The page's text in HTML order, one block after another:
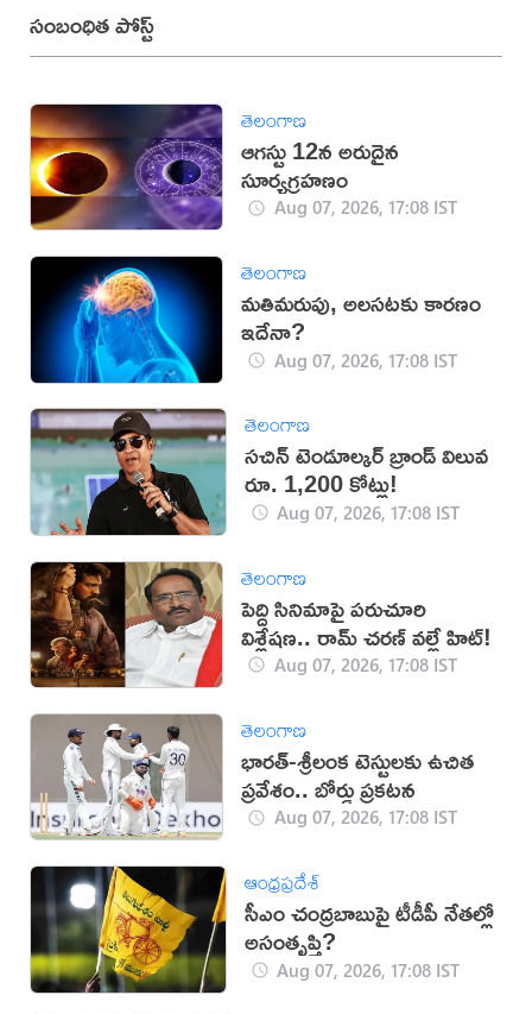
సంబంధిత పోస్ట్
తెలంగాణ
ఆగస్టు 12న అరుదైన
సూర్యగ్రహణం
Aug 07, 2026, 17:08 IST
తెలంగాణ
మతిమరుపు, అలసటకు కారణం
ఇదేనా?
Aug 07, 2026, 17:08 IST
తెలంగాణ
సచిన్ టెండూల్కర్ బ్రాండ్ విలువ
రూ. 1,200 కోట్లు!
Aug 07, 2026, 17:08 IST
తెలంగాణ
పెద్ది సినిమాపై పరుచూరి
విశ్లేషణ.. రామ్ చరణ్ వల్లే హిట్!
Aug 07, 2026, 17:08 IST
తెలంగాణ
భారత్-శ్రీలంక టెస్టులకు ఉచిత
ప్రవేశం.. బోర్డు ప్రకటన
Aug 07, 2026, 17:08 IST
ఆంధ్రప్రదేశ్
సీఎం చంద్రబాబుపై టీడీపీ నేతల్లో
అసంతృప్తి?
Aug 07, 2026, 17:08 IST